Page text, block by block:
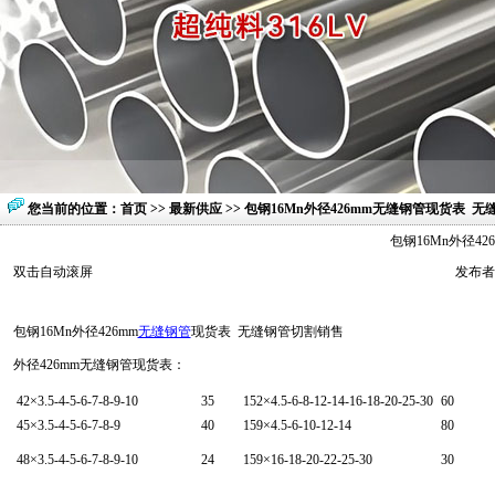
您当前的位置： 首页 >> 最新供应 >> 包钢16Mn外径426mm无缝钢管现货表 无
包钢16Mn外径
双击自动滚屏
发布
包钢16Mn外径426mm无缝钢管现货表 无缝钢管切割销售
外径426mm无缝钢管现货表：
42×3.5-4-5-6-7-8-9-10 35 152×4.5-6-8-12-14-16-18-20-25-30 60
45×3.5-4-5-6-7-8-9
40 159×4.5-6-10-12-14 80
48×3.5-4-5-6-7-8-9-10 24 159×16-18-20-22-25-30 30